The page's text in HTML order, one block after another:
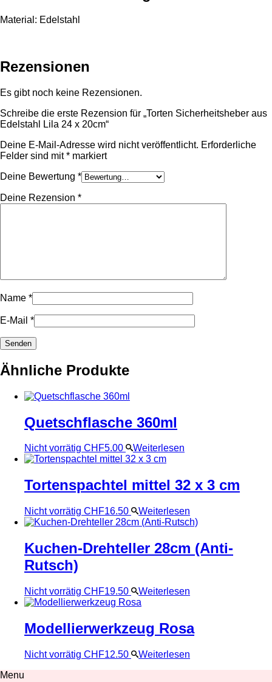
Material: Edelstahl
Rezensionen
Es gibt noch keine Rezensionen.
Schreibe die erste Rezension für „Torten Sicherheitsheber aus
Edelstahl Lila 24 x 20cm“
Deine E-Mail-Adresse wird nicht veröffentlicht. Erforderliche
Felder sind mit* markiert
Deine Bewertung *
Deine Rezension *
Name *
E-Mail *
Ähnliche Produkte
Quetschflasche 360ml
Nicht vorrätig CHF5.00 Weiterlesen
Tortenspachtel mittel 32 x 3 cm
Nicht vorrätig CHF16.50 Weiterlesen
Kuchen-Drehteller 28cm (Anti-
Rutsch)
Nicht vorrätig CHF19.50 Weiterlesen
Modellierwerkzeug Rosa
Nicht vorrätig CHF12.50
Weiterlesen
Menu